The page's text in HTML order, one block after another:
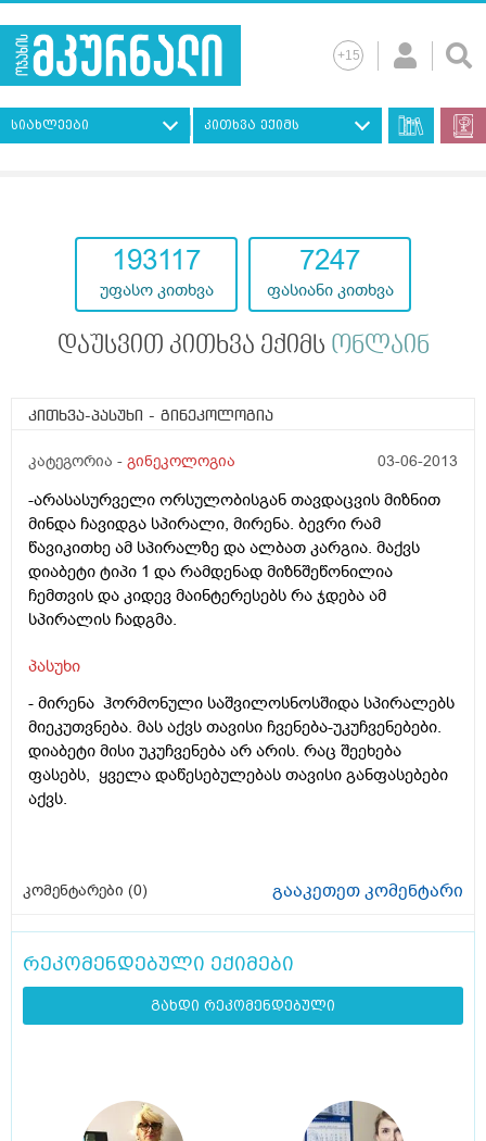
სიახლეები კითხვა ექიმს
193117
უფასო კითხვა
7247
ფასიანი კითხვა
დაუსვით კითხვა ექიმს ონლაინ
კითხვა-პასუხი - გინეკოლოგია
კატეგორია - გინეკოლოგია 03-06-2013
-არასასურველი ორსულობისგან თავდაცვის მიზნით
მინდა ჩავიდგა სპირალი, მირენა. ბევრი რამ
წავიკითხე ამ სპირალზე და ალბათ კარგია. მაქვს
დიაბეტი ტიპი 1 და რამდენად მიზნშეწონილია
ჩემთვის და კიდევ მაინტერესებს რა ჯდება ამ
სპირალის ჩადგმა.
პასუხი
- მირენა ჰორმონული საშვილოსნოსშიდა სპირალებს
მიეკუთვნება. მას აქვს თავისი ჩვენება-უკუჩვენებები.
დიაბეტი მისი უკუჩვენება არ არის. რაც შეეხება
ფასებს, ყველა დაწესებულებას თავისი განფასებები
აქვს.
კომენტარები (0) გააკეთეთ კომენტარი
რეკომენდებული ექიმები
გახდი რეკომენდებული